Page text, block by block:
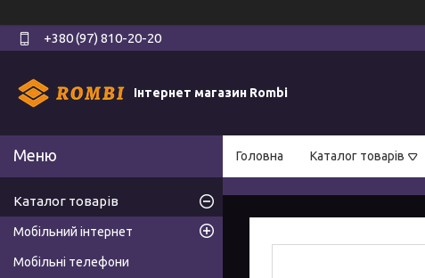
+380 (97) 810-20-20
Інтернет магазин Rombi
Головна Каталог товарів
Каталог товарів
Мобільний інтернет
Мобільні телефони